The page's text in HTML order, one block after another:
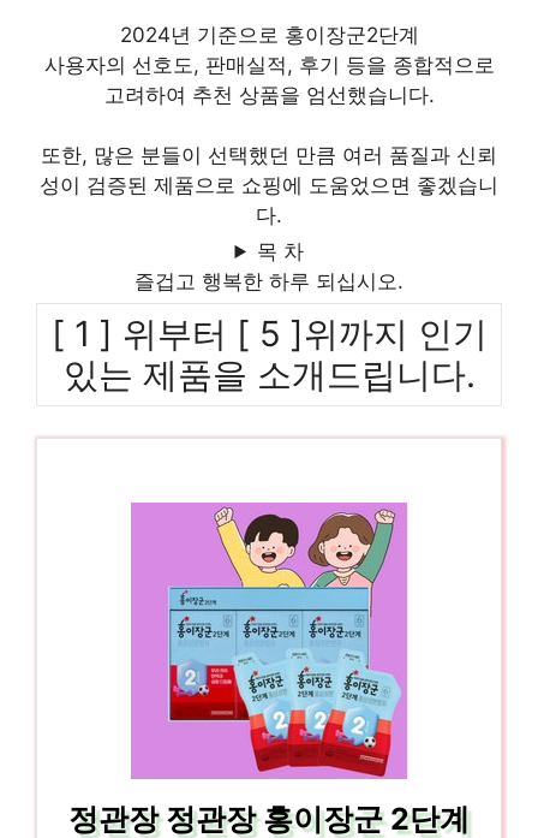
2024년 기준으로 홍이장군2단계
사용자의 선호도, 판매실적, 후기 등을 종합적으로
고려하여 추천 상품을 엄선했습니다.
또한, 많은 분들이 선택했던 만큼 여러 품질과 신뢰
성이 검증된 제품으로 쇼핑에 도움었으면 좋겠습니
다.
목 차
즐겁고 행복한 하루 되십시오.
[ 1 ] 위부터 [ 5 ]위까지 인기
있는 제품을 소개드립니다.
정관장 정관장 홍이장군 2단계